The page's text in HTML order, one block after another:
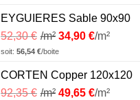
EYGUIERES Sable 90x90
52,30€ /m² 34,90 €/m²
soit: 56,54 €/boite
CORTEN Copper 120x120
92,35€ /m² 49,65 €/m²